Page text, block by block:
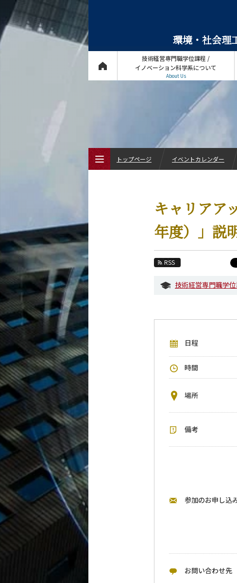
環境・社会理
技術経営専門職学位課程 /
イノベーション科学系について
About Us
キャリアア
年度）」説
RSS
技術経営専門職学
日程
時間
場所
備考
参加のお申し込
お問い合わせ先
トップページ イベントカレンダー
技術経営専門職学位課程 / イノベーション科学系
イベントカレンダー